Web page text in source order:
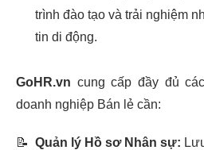
trình đào tạo và trải nghiệm
tin di động.
GoHR.vn cung cấp đầy đủ
doanh nghiệp Bán lẻ cần:
📝 Quản lý Hồ sơ Nhân sự: